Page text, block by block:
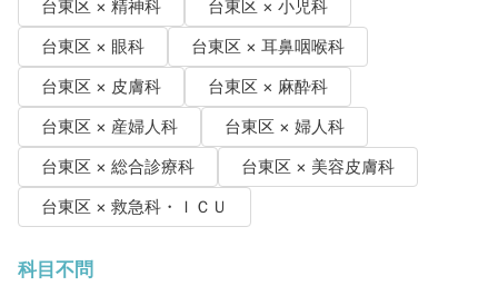
台東区 × 精神科
台東区 × 小児科
台東区 × 眼科
台東区 × 耳鼻咽喉科
台東区 × 皮膚科
台東区 × 麻酔科
台東区 × 産婦人科
台東区 × 婦人科
台東区 × 総合診療科
台東区 × 美容皮膚科
台東区 × 救急科・ＩＣＵ
科目不問